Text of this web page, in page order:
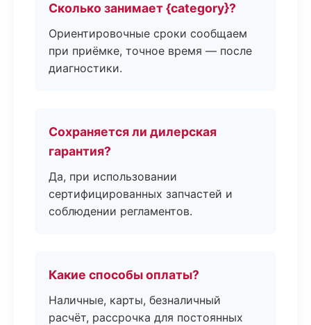
Сколько занимает {category}?
Ориентировочные сроки сообщаем
при приёмке, точное время — после
диагностики.
Сохраняется ли дилерская
гарантия?
Да, при использовании
сертифицированных запчастей и
соблюдении регламентов.
Какие способы оплаты?
Наличные, карты, безналичный
расчёт, рассрочка для постоянных